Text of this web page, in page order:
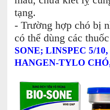
tạng.
- Trường hợp chó bị
có thể dùng các
SONE; LINSPEC 5/
HANGEN-TYLO